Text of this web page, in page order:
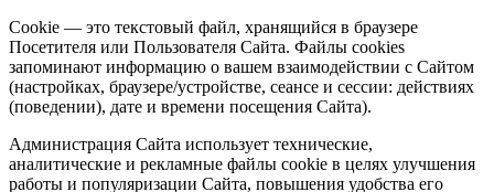
Cookie — это текстовый файл, хранящийся в браузере
Посетителя или Пользователя Сайта. Файлы cookies
запоминают информацию о вашем взаимодействии с Сайтом
(настройках, браузере/устройстве, сеансе и сессии: действиях
(поведении), дате и времени посещения Сайта).
Администрация Сайта использует технические,
аналитические и рекламные файлы cookie в целях улучшения
работы и популяризации Сайта, повышения удобства его